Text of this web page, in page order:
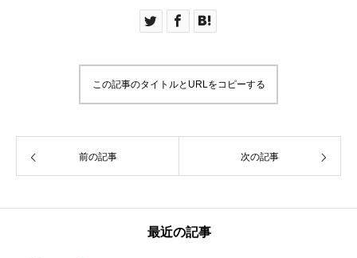
この記事のタイトルとURLをコピーする
前の記事 次の記事
最近の記事